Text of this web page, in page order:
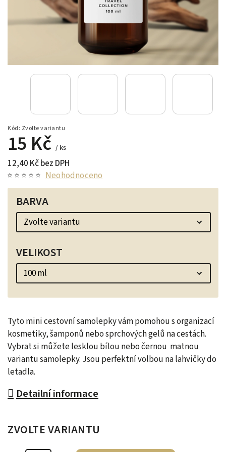
Kód: Zvolte variantu
15 Kč / ks
12,40 Kč bez DPH
Neohodnoceno
Tyto mini cestovní samolepky vám pomohou s organizací
kosmetiky, šamponů nebo sprchových gelů na cestách.
Vybrat si můžete lesklou bílou nebo černou matnou
variantu samolepky. Jsou perfektní volbou na lahvičky do
letadla.
Detailní informace
BARVA
VELIKOST
ZVOLTE VARIANTU